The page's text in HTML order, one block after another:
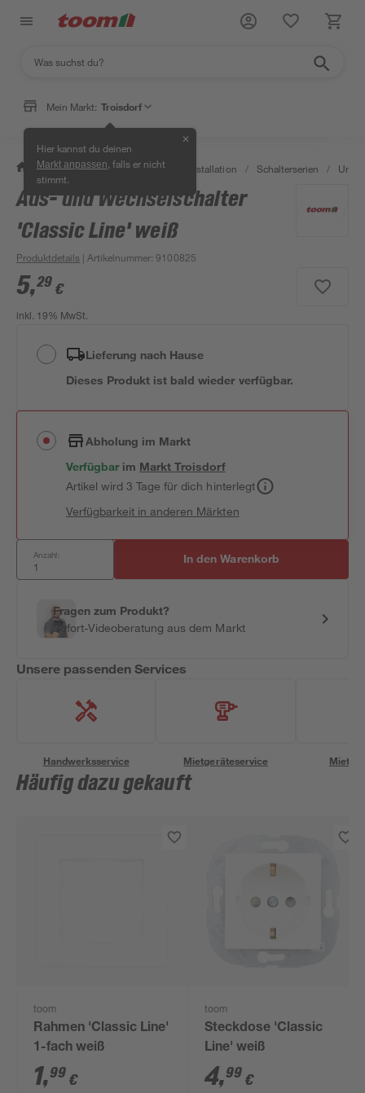
Mein Markt: Troisdorf
Hier kannst du deinen
Markt anpassen , falls er nicht
stimmt.
✕
/ Bauen & Renovieren / Elektroinstallation / Schalterserien /
Aus- und Wechselschalter
'Classic Line' weiß
Produktdetails | Artikelnummer:9100825
5,29 €
inkl. 19% MwSt.
Lieferung nach Hause
Dieses Produkt ist bald wieder verfügbar.
Abholung im Markt
Verfügbar im MarktTroisdorf
Artikel wird 3 Tage für dich hinterlegt
Verfügbarkeit in anderen Märkten
Anzahl: In den Warenkorb
Fragen zum Produkt?
Sofort-Videoberatung aus dem Markt
Unsere passenden Services
Handwerksservice Mietgeräteservice
Häufig dazu gekauft
toom
Rahmen 'Classic Line'
1-fach weiß
1,99 €
toom
Steckdose 'Classic
Line' weiß
4,99 €